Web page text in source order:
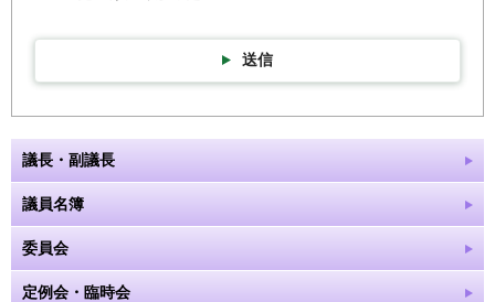
送信
議長・副議長
議員名簿
委員会
定例会・臨時会